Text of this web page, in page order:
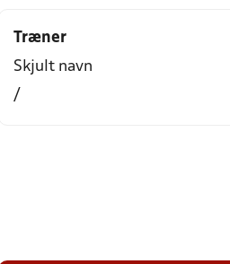
Træner
Skjult navn
/